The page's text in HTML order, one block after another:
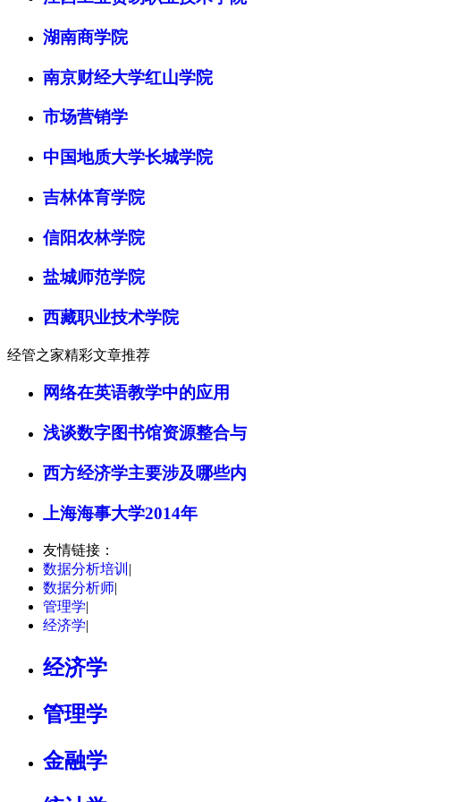
湖南商学院
南京财经大学红山学院
市场营销学
中国地质大学长城学院
吉林体育学院
信阳农林学院
盐城师范学院
西藏职业技术学院
经管之家精彩文章推荐
网络在英语教学中的应用
浅谈数字图书馆资源整合与
西方经济学主要涉及哪些内
上海海事大学2014年
友情链接：
数据分析培训 |
数据分析师|
管理学|
经济学|
经济学
管理学
金融学